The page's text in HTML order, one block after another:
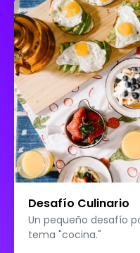
Desafío Culinario
Un pequeño desafío
tema "cocina."